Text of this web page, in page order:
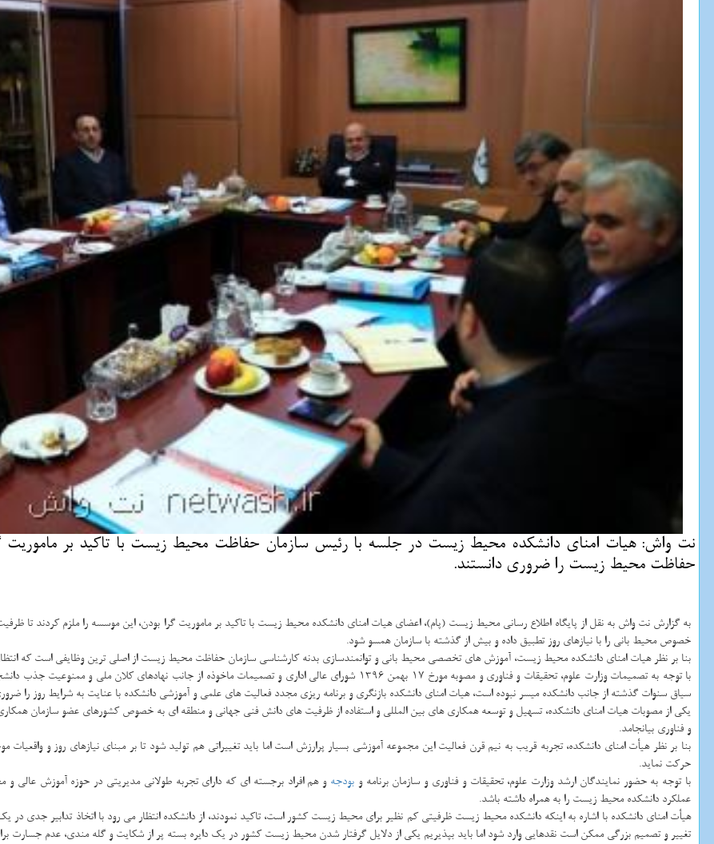
نت واش: هیات امنای دانشكده محیط زیست در جلسه با رئیس سازمان حفاظت محیط زیست با تاكید بر ماموریت
حفاظت محیط زیست را ضروری دانستند.
به گزارش نت واش به نقل از پایگاه اطلاع رسانی محیط زیست (پام)، اعضای هیات امنای دانشكده محیط زیست با تاكید بر ماموریت گرا بودن، این موسسه را ملزم كردند تا
خصوص محیط بانی را با نیازهای روز تطبیق داده و بیش از گذشته با سازمان همسو شود.
بنا بر نظر هیات امنای دانشكده محیط زیست، آموزش های تخصصی محیط بانی و توانمندسازی بدنه كارشناسی سازمان حفاظت محیط زیست از اصلی ترین وظایفی است كه
با توجه به تصمیمات وزارت علوم، تحقیقات و فناوری و مصوبه مورخ 17 بهمن 1396 شورای عالی اداری و تصمیمات ماخوذه از
سیاق سنوات گذشته از جانب دانشكده میسر نبوده است، هیات امنای دانشكده بازنگری و برنامه ریزی مجدد فعالیت های علمی و آموزشی دانشكده با عنایت به شرایط روز را
یكی از مصوبات هیات امنای دانشكده، تسهیل و توسعه همكاری های بین المللی و استفاده از ظرفیت های دانش فنی جهانی و منطقه ای به خصوص كشورهای عضو سازمان
و فناوری بیانجامد.
بنا بر نظر هیأت امنای دانشكده، تجربه قریب به نیم قرن فعالیت این مجموعه آموزشی بسیار پرارزش است اما باید تغییراتی هم تولید شود تا بر مبنای نیازهای روز و
حركت نماید.
با توجه به حضور نمایندگان ارشد وزارت علوم، تحقیقات و فناوری و سازمان برنامه و بودجه و هم افراد برجسته ای كه دارای تجربه طولانی مدیریتی در حوزه آموزش عالی
عملكرد دانشكده محیط زیست را به همراه داشته باشد.
هیأت امنای دانشكده با اشاره به اینكه دانشكده محیط زیست ظرفیتی كم نظیر برای محیط زیست كشور است، تاكید نمودند، از دانشكده انتظار می رود با اتخاذ تدابیر جدی در
تغییر و تصمیم بزرگی ممكن است نقدهایی وارد شود اما باید بپذیریم یكی از دلایل گرفتار شدن محیط زیست كشور در یك دایره بسته پر از شكایت و گله مندی، عدم جسارت